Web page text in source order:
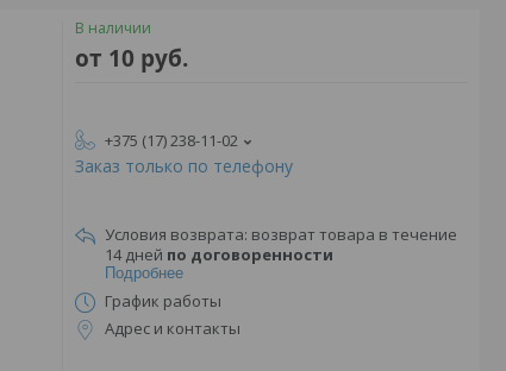
В наличии
от 10 руб.
+375 (17) 238-11-02
Заказ только по телефону
возврат товара в течение
14 дней по договоренности
Подробнее
График работы
Адрес и контакты